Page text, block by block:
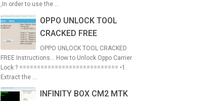
,In order to use the ...
OPPO UNLOCK TOOL
CRACKED FREE
OPPO UNLOCK TOOL CRACKED
FREE Instructions... How to Unlock Oppo Carrier
Lock ? ============================ •1.
Extract the ...
INFINITY BOX CM2 MTK